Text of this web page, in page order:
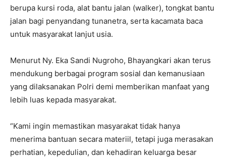
berupa kursi roda, alat bantu jalan (walker), tongkat bantu
jalan bagi penyandang tunanetra, serta kacamata baca
untuk masyarakat lanjut usia.
Menurut Ny. Eka Sandi Nugroho, Bhayangkari akan terus
mendukung berbagai program sosial dan kemanusiaan
yang dilaksanakan Polri demi memberikan manfaat yang
lebih luas kepada masyarakat.
“Kami ingin memastikan masyarakat tidak hanya
menerima bantuan secara materiil, tetapi juga merasakan
perhatian, kepedulian, dan kehadiran keluarga besar